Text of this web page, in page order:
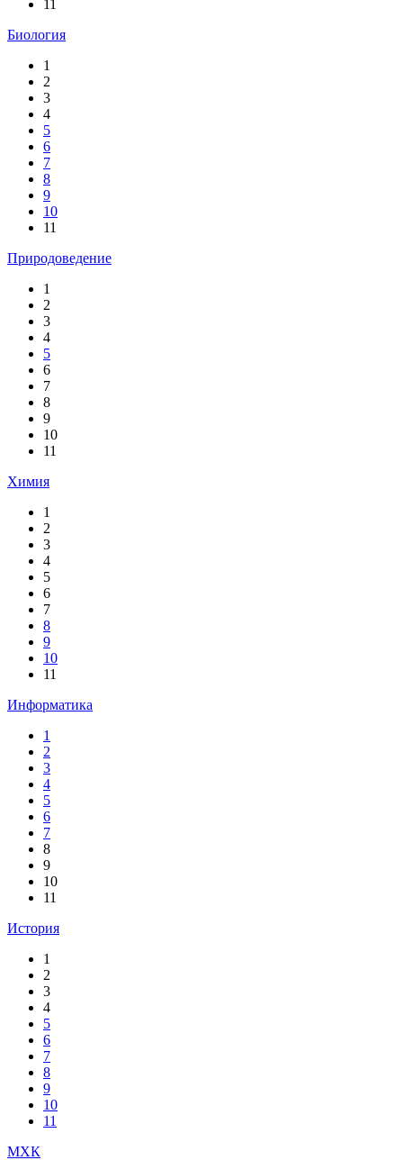
11
Биология
1
2
3
4
5
6
7
8
9
10
11
Природоведение
1
2
3
4
5
6
7
8
9
10
11
Химия
1
2
3
4
5
6
7
8
9
10
11
Информатика
1
2
3
4
5
6
7
8
9
10
11
История
1
2
3
4
5
6
7
8
9
10
11
МХК